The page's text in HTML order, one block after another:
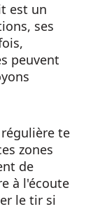
est un
ses
peuvent
te
zones
de
à l'écoute
le tir si